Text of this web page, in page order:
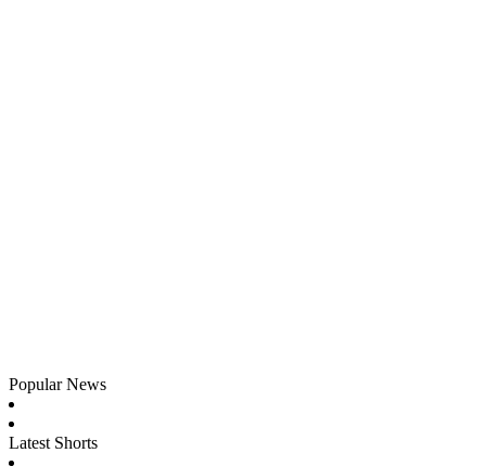
Popular News
Latest Shorts